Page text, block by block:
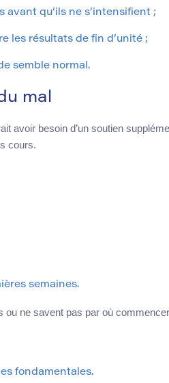
avant qu’ils ne s’intensifient ;
les résultats de fin d’unité ;
semble normal.
mal
avoir besoin d’un soutien
cours.
semaines.
ne savent pas par où
fondamentales.